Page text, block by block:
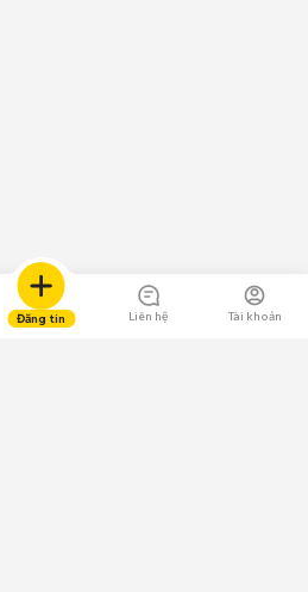
Đăng tin Liên hệ Tài khoản